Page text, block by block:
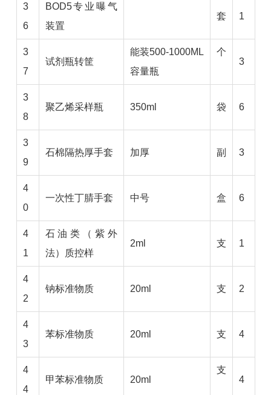
3
6
BOD5专业曝气
装置
套 1
3
7
试剂瓶转筐
能装500-1000ML
容量瓶
个
3
3
8
聚乙烯采样瓶 350ml 袋 6
3
9
石棉隔热厚手套 加厚 副 3
4
0
一次性丁腈手套 中号 盒 6
4
1
石油类（紫外
法）质控样
2ml 支 1
4
2
钠标准物质 20ml 支 2
4
3
苯标准物质 20ml 支 4
4
4
甲苯标准物质 20ml
支
4